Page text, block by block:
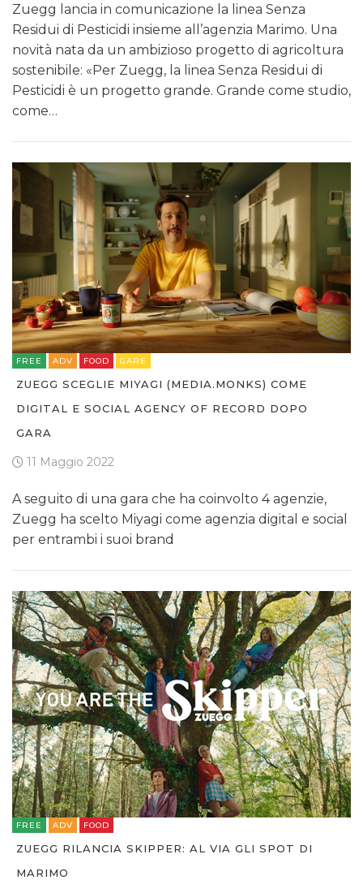
Zuegg lancia in comunicazione la linea Senza
Residui di Pesticidi insieme all’agenzia Marimo. Una
novità nata da un ambizioso progetto di agricoltura
sostenibile: «Per Zuegg, la linea Senza Residui di
Pesticidi è un progetto grande. Grande come studio,
come…
FREE ADV FOOD GARE
ZUEGG SCEGLIE MIYAGI (MEDIA.MONKS) COME
DIGITAL E SOCIAL AGENCY OF RECORD DOPO
GARA
11 Maggio 2022
A seguito di una gara che ha coinvolto 4 agenzie,
Zuegg ha scelto Miyagi come agenzia digital e social
per entrambi i suoi brand
FREE ADV FOOD
ZUEGG RILANCIA SKIPPER: AL VIA GLI SPOT DI
MARIMO